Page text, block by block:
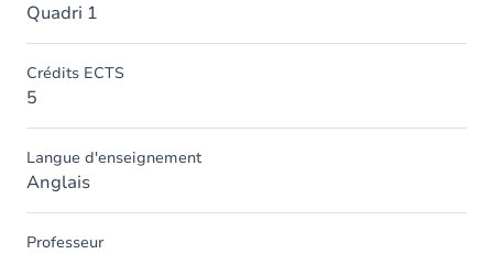
Quadri 1
Crédits ECTS
5
Langue d'enseignement
Anglais
Professeur